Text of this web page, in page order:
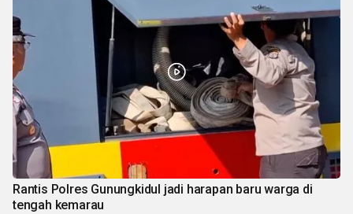
Rantis Polres Gunungkidul jadi harapan baru warga di
tengah kemarau